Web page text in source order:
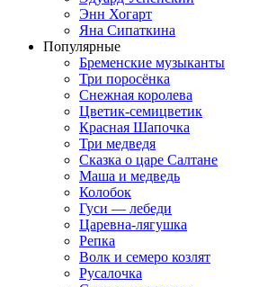
Энн Хогарт
Яна Сипаткина
Популярные
Бременские музыканты
Три поросёнка
Снежная королева
Цветик-семицветик
Красная Шапочка
Три медведя
Сказка о царе Салтане
Маша и медведь
Колобок
Гуси — лебеди
Царевна-лягушка
Репка
Волк и семеро козлят
Русалочка